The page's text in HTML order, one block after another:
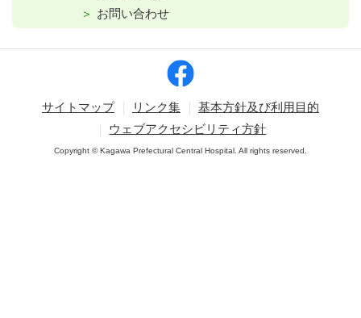
お問い合わせ
サイトマップ リンク集
基本方針及び利用目的
ウェブアクセシビリティ方針
Copyright © Kagawa Prefectural Central Hospital. All rights reserved.